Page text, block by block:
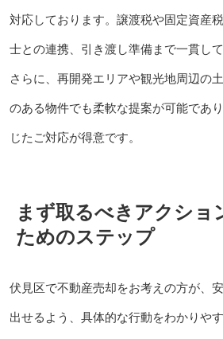
対応しております。譲渡税や固定資産
士との連携、引き渡し準備まで一貫し
さらに、再開発エリアや観光地周辺の
のある物件でも柔軟な提案が可能であ
じたご対応が得意です。
まず取るべきアクショ
ためのステップ
伏見区で不動産売却をお考えの方が、
出せるよう、具体的な行動をわかりや